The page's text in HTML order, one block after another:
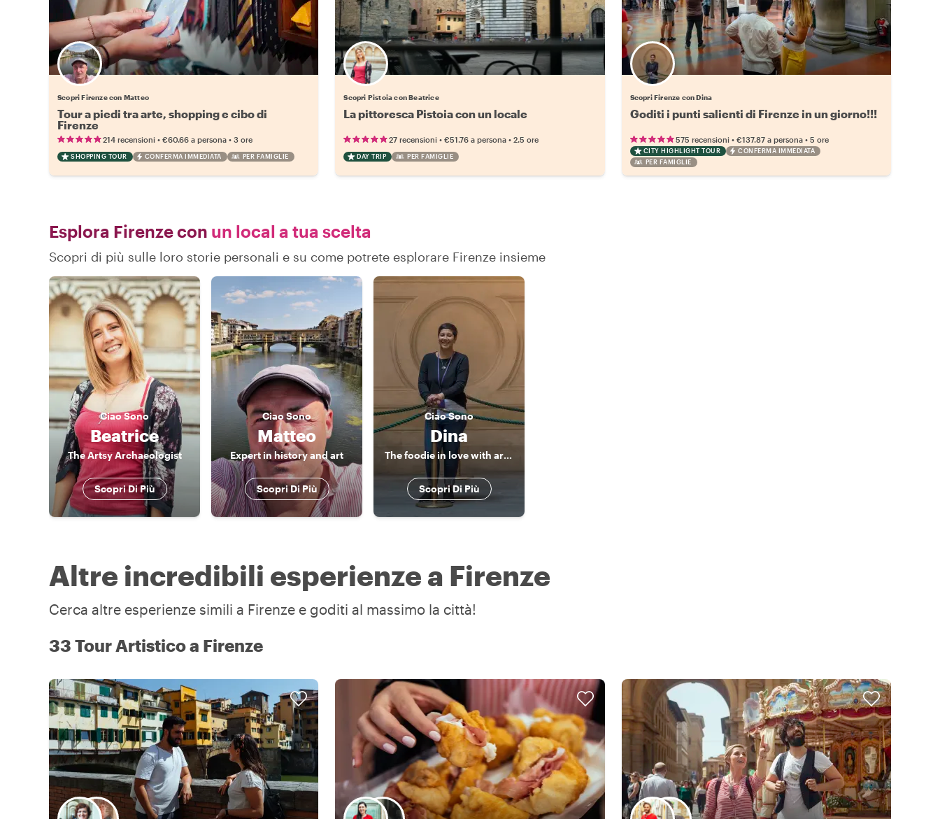
Scopri Firenze con Matteo
Tour a piedi tra arte, shopping e cibo di
Firenze
214 recensioni • €60.66 a persona • 3 ore
SHOPPING TOUR CONFERMA IMMEDIATA PER FAMIGLIE
Scopri Pistoia con Beatrice
La pittoresca Pistoia con un locale
27 recensioni •€51.76 a persona •2.5 ore
DAY TRIP PER FAMIGLIE
Scopri Firenze con Dina
Goditi i punti salienti di Firenze in un giorno!!!
575 recensioni• €137.87 a persona• 5 ore
CITY HIGHLIGHT TOUR
CONFERMA IMMEDIATA
PER FAMIGLIE
Esplora Firenze con un local a tua scelta
Scopri di più sulle loro storie personali e su come potrete esplorare Firenze insieme
CiaoSono
Beatrice
The Artsy Archaeologist
Scopri Di Più
CiaoSono
Matteo
Expert in history and art
Scopri Di Più
CiaoSono
Dina
The foodie in love with art and history!
Scopri Di Più
Altre incredibili esperienze a Firenze
Cerca altre esperienze simili a Firenze e goditi al massimo la città!
33 Tour Artistico a Firenze